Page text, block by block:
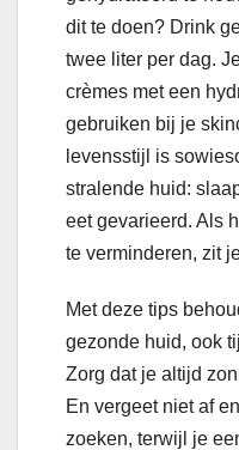
dit te doen? Drink
twee liter per dag.
crèmes met een
gebruiken bij je
levensstijl is
stralende huid:
eet gevarieerd. Als
te verminderen, zit
Met deze tips
gezonde huid, ook
Zorg dat je altijd
En vergeet niet af
zoeken, terwijl je